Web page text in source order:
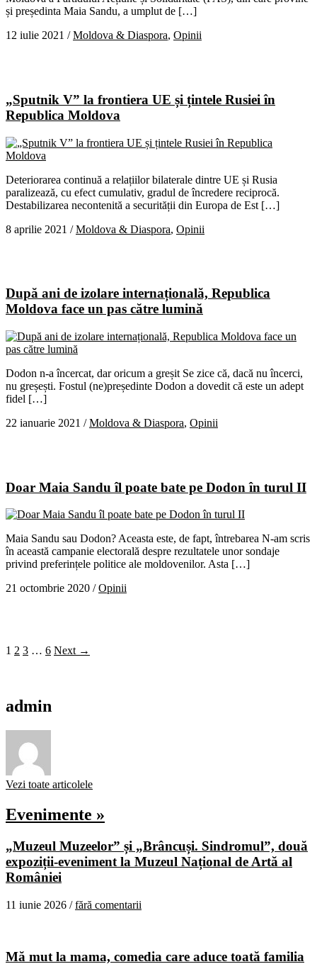
și președinta Maia Sandu, a umplut de […]
12 iulie 2021 /Moldova & Diaspora, Opinii
„Sputnik V” la frontiera UE și țintele Rusiei în
Republica Moldova
Deteriorarea continuă a relațiilor bilaterale dintre UE și Rusia
paralizează, cu efect cumulativ, gradul de încredere reciprocă.
Destabilizarea necontenită a securității din Europa de Est […]
8 aprilie 2021 /Moldova & Diaspora, Opinii
După ani de izolare internațională, Republica
Moldova face un pas către lumină
Dodon n-a încercat, dar oricum a greșit Se zice că, dacă nu încerci,
nu greșești. Fostul (ne)președinte Dodon a dovedit că este un adept
fidel […]
22 ianuarie 2021 /Moldova & Diaspora, Opinii
Doar Maia Sandu îl poate bate pe Dodon în turul II
Maia Sandu sau Dodon? Aceasta este, de fapt, întrebarea N-am scris
în această campanie electorală despre rezultatele unor sondaje
privind preferințele politice ale moldovenilor. Asta […]
21 octombrie 2020 /Opinii
1 2 3 … 6 Next →
admin
Vezi toate articolele
Evenimente »
„Muzeul Muzeelor” și „Brâncuși. Sindromul”, două
expoziții-eveniment la Muzeul Național de Artă al
României
11 iunie 2026 /fără comentarii
Mă mut la mama, comedia care aduce toată familia